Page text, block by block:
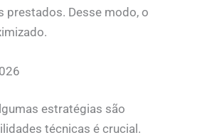
prestados. Desse modo, o
estratégias são
técnicas é crucial.